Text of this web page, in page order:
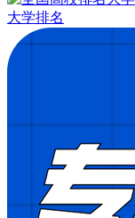
大学排名